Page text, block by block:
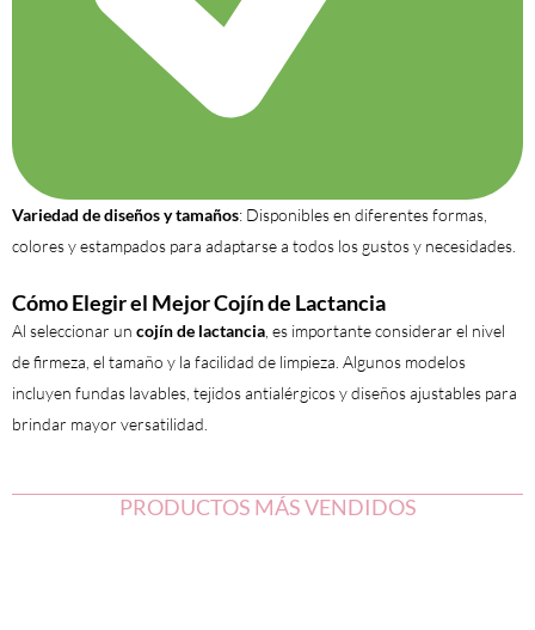
Variedad de diseños y tamaños: Disponibles en diferentes formas,
colores y estampados para adaptarse a todos los gustos y necesidades.
Cómo Elegir el Mejor Cojín de Lactancia
Al seleccionar un cojín de lactancia , es importante considerar el nivel
de firmeza, el tamaño y la facilidad de limpieza. Algunos modelos
incluyen fundas lavables, tejidos antialérgicos y diseños ajustables para
brindar mayor versatilidad.
PRODUCTOS MÁS VENDIDOS